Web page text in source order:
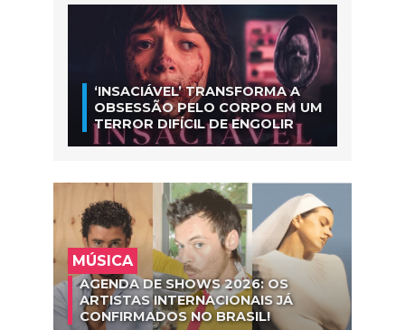
‘INSACIÁVEL’ TRANSFORMA A
OBSESSÃO PELO CORPO EM UM
TERROR DIFÍCIL DE ENGOLIR
MÚSICA
AGENDA DE SHOWS 2026: OS
ARTISTAS INTERNACIONAIS JÁ
CONFIRMADOS NO BRASIL!